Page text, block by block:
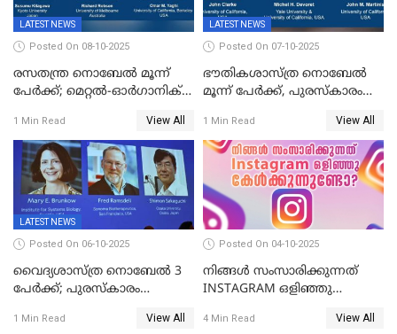
LATEST NEWS
Posted On 08-10-2025
രസതന്ത്ര നൊബേല്‍ മൂന്ന്
പേർക്ക്; മെറ്റൽ-ഓർഗാനിക്
വികസനത്തിന്' നൽകിയ
സംഭാവനകൾക്ക് പുരസ്‍കാരം
1 Min Read View All
LATEST NEWS
Posted On 07-10-2025
ഭൗതികശാസ്ത്ര നൊബേല്‍
മൂന്ന് പേർക്ക്, പുരസ്‌കാരം
ഗവേഷണത്തിന്
1 Min Read View All
LATEST NEWS
Posted On 06-10-2025
വൈദ്യശാസ്ത്ര നൊബേൽ 3
പേർക്ക്; പുരസ്കാരം
ബന്ധപ്പെട്ട ഗവേഷണത്തിന്
1 Min Read View All
Posted On 04-10-2025
നിങ്ങൾ സംസാരിക്കുന്നത്
INSTAGRAM ഒളിഞ്ഞു
ഇതാണ്!
4 Min Read View All